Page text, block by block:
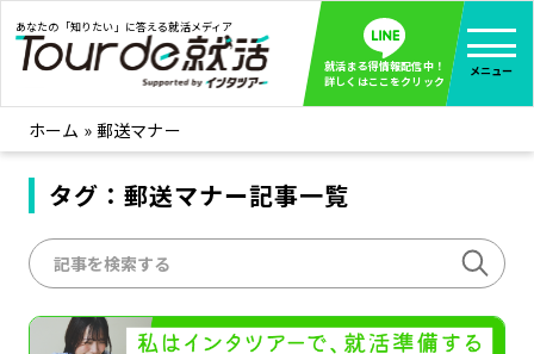
あなたの「知りたい」に答える就活メディア
就活まる得情報配信中！
詳しくはここをクリック
メニュー
就活ノウハウ 全て見る
企業まる見え！特捜部
みんなが知らない企業の裏側を徹底調査！
インタツアー活動レポ 全て見る
インタツアーを使ってどうだった？OBOG成功談
全て見る
ホーム » 郵送マナー
タグ：郵送マナー記事一覧